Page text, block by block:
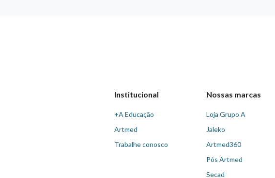
Institucional
+A Educação
Artmed
Trabalhe conosco
Nossas marcas
Loja Grupo A
Jaleko
Artmed360
Pós Artmed
Secad